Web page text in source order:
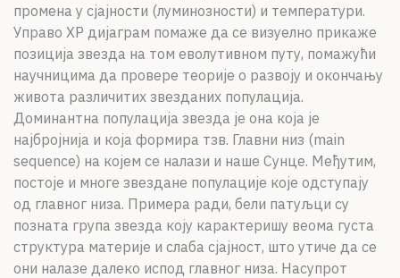
промена у сјајности (луминозности) и температури.
Управо ХР дијаграм помаже да се визуелно прикаже
позиција звезда на том еволутивном путу, помажући
научницима да провере теорије о развоју и окончању
живота различитих звезданих популација.
Доминантна популација звезда је она која је
најбројнија и која формира тзв. Главни низ (main
sequence) на којем се налази и наше Сунце. Међутим,
постоје и многе звездане популације које одступају
од главног низа. Примера ради, бели патуљци су
позната група звезда коју карактеришу веома густа
структура материје и слаба сјајност, што утиче да се
они налазе далеко испод главног низа. Насупрот